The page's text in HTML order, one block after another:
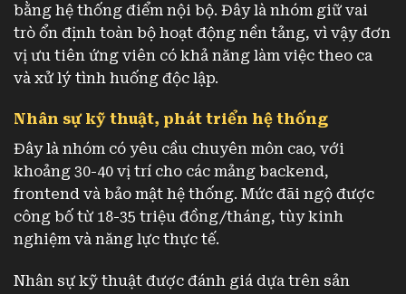
bằng hệ thống điểm nội bộ. Đây là nhóm giữ vai
trò ổn định toàn bộ hoạt động nền tảng, vì vậy đơn
vị ưu tiên ứng viên có khả năng làm việc theo ca
và xử lý tình huống độc lập.
Nhân sự kỹ thuật, phát triển hệ thống
Đây là nhóm có yêu cầu chuyên môn cao, với
khoảng 30-40 vị trí cho các mảng backend,
frontend và bảo mật hệ thống. Mức đãi ngộ được
công bố từ 18-35 triệu đồng/tháng, tùy kinh
nghiệm và năng lực thực tế.
Nhân sự kỹ thuật được đánh giá dựa trên sản